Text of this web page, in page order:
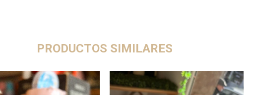
PRODUCTOS SIMILARES